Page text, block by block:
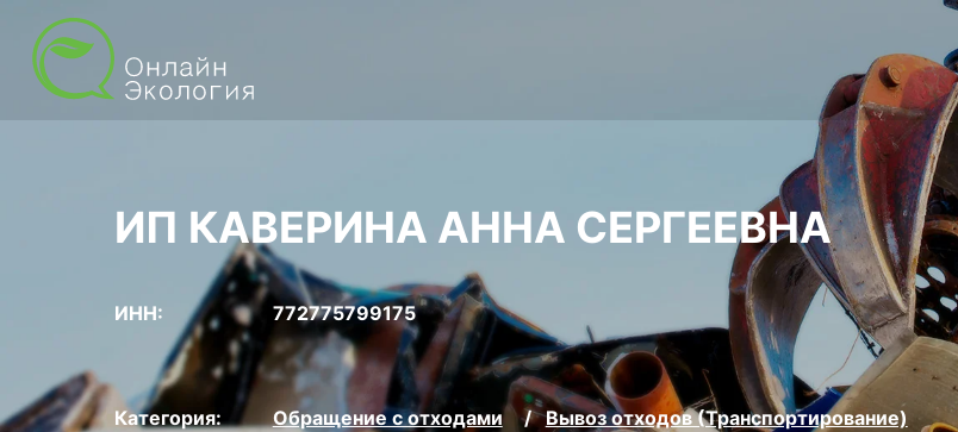
ИП КАВЕРИНА АННА СЕРГЕЕВНА
ИНН: 772775799175
Категория: Обращение с отходами Вывоз отходов (Транспортирование)